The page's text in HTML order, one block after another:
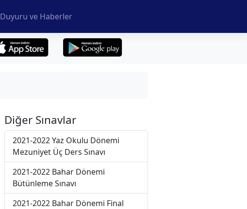
Duyuru ve Haberler
Diğer Sınavlar
2021-2022 Yaz Okulu Dönemi
Mezuniyet Üç Ders Sınavı
2021-2022 Bahar Dönemi
Bütünleme Sınavı
2021-2022 Bahar Dönemi Final